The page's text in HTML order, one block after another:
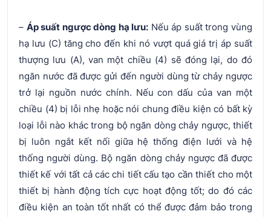
– Áp suất ngược dòng hạ lưu: Nếu áp suất trong vùng
hạ lưu (C) tăng cho đến khi nó vượt quá giá trị áp suất
thượng lưu (A), van một chiều (4) sẽ đóng lại, do đó
ngăn nước đã được gửi đến người dùng từ chảy ngược
trở lại nguồn nước chính. Nếu con dấu của van một
chiều (4) bị lỗi nhẹ hoặc nói chung điều kiện có bất kỳ
loại lỗi nào khác trong bộ ngăn dòng chảy ngược, thiết
bị luôn ngắt kết nối giữa hệ thống điện lưới và hệ
thống người dùng. Bộ ngăn dòng chảy ngược đã được
thiết kế với tất cả các chi tiết cấu tạo cần thiết cho một
thiết bị hành động tích cực hoạt động tốt; do đó các
điều kiện an toàn tốt nhất có thể được đảm bảo trong